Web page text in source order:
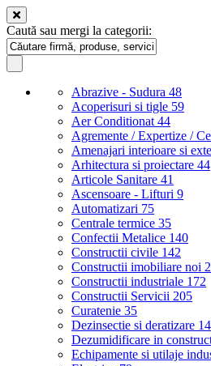
Caută sau mergi la categorii:
Abrazive - Sudura 48
Acoperisuri si tigle 59
Aer Conditionat 44
Agremente / Expertize /
Amenajari interioare si
Arhitectura si proiectare 44
Articole Sanitare 41
Ascensoare - Lifturi 9
Automatizari 75
Centrale termice 35
Confectii Metalice 140
Constructii civile 142
Constructii imobiliare noi
Constructii industriale 172
Constructii Servicii 205
Curatenie 35
Dezinsectie si deratizare 14
Dezumidificare in
Echipamente si utilaje